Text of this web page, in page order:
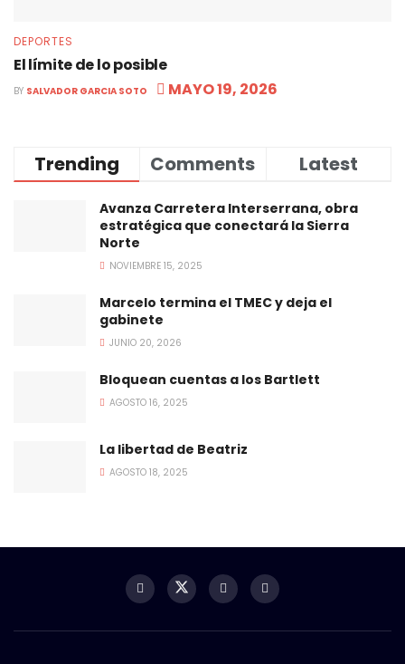
DEPORTES
El límite de lo posible
BY SALVADOR GARCIA SOTO MAYO 19, 2026
Trending Comments Latest
Avanza Carretera Interserrana, obra
estratégica que conectará la Sierra
Norte
NOVIEMBRE 15, 2025
Marcelo termina el TMEC y deja el
gabinete
JUNIO 20, 2026
Bloquean cuentas a los Bartlett
AGOSTO 16, 2025
La libertad de Beatriz
AGOSTO 18, 2025